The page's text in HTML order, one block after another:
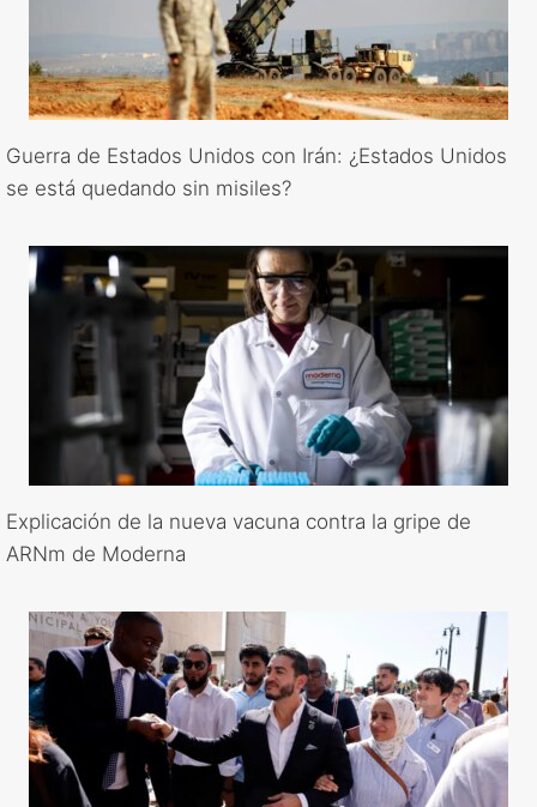
Guerra de Estados Unidos con Irán: ¿Estados Unidos
se está quedando sin misiles?
Explicación de la nueva vacuna contra la gripe de
ARNm de Moderna